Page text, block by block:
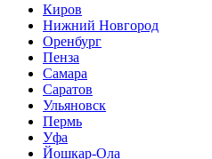
Киров
Нижний Новгород
Оренбург
Пенза
Самара
Саратов
Ульяновск
Пермь
Уфа
Йошкар-Ола